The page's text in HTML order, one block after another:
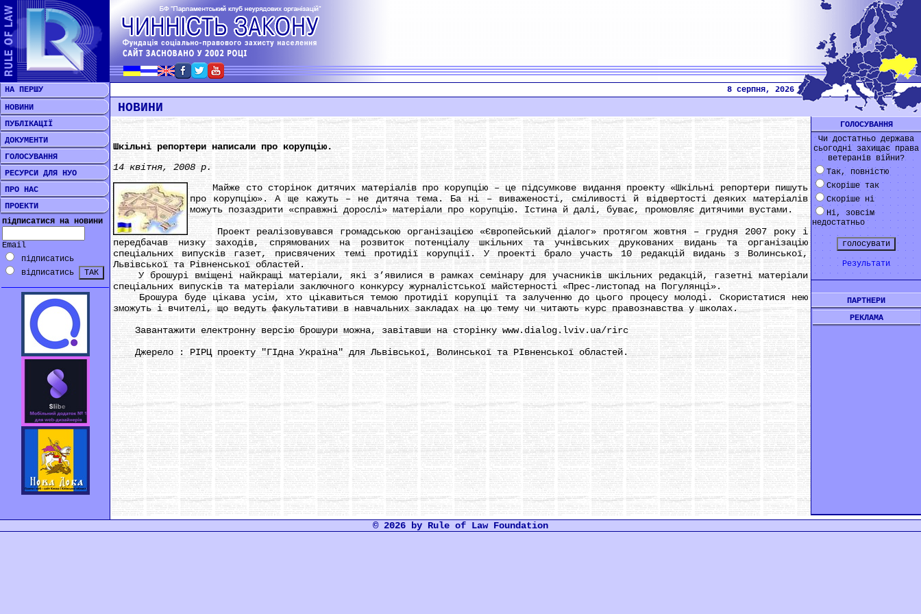
НА ПЕРШУ
8 серпня, 2026
НОВИНИ
ПУБЛІКАЦІЇ
ДОКУМЕНТИ
ГОЛОСУВАННЯ
РЕСУРСИ ДЛЯ НУО
ПРО НАС
ПРОЕКТИ
підписатися на новини
Email
підписатись
відписатись
НОВИНИ
Шкільні репортери написали про корупцію.
14 квітня, 2008 р.
Майже сто сторінок дитячих матеріалів про корупцію – це підсумкове видання проекту «Шкільні репортери пишуть
про корупцію». А ще кажуть – не дитяча тема. Ба ні – виваженості, сміливості й відвертості деяких матеріалів
можуть позаздрити «справжні дорослі» матеріали про корупцію. Істина й далі, буває, промовляє дитячими вустами.
Проект реалізовувався громадською організацією «Європейський діалог» протягом жовтня – грудня 2007 року і
передбачав низку заходів, спрямованих на розвиток потенціалу шкільних та учнівських друкованих видань та організацію
спеціальних випусків газет, присвячених темі протидії корупції. У проекті брало участь 10 редакцій видань з Волинської,
Львівської та Рівненської областей.
У брошурі вміщені найкращі матеріали, які з’явилися в рамках семінару для учасників шкільних редакцій, газетні матеріали
спеціальних випусків та матеріали заключного конкурсу журналістської майстерності «Прес-листопад на Погулянці».
Брошура буде цікава усім, хто цікавиться темою протидії корупції та залученню до цього процесу молоді. Скористатися нею
зможуть і вчителі, що ведуть факультативи в навчальних закладах на цю тему чи читають курс правознавства у школах.
Завантажити електронну версію брошури можна, завітавши на сторінку www.dialog.lviv.ua/rirc
Джерело : РІРЦ проекту "ГІдна Україна" для Львівської, Волинської та РІвненської областей.
ГОЛОСУВАННЯ
Чи достатньо держава
сьогодні захищає права
ветеранів війни?
Так, повністю
Скоріше так
Скоріше ні
Ні, зовсім
недостатньо
Результати
ПАРТНЕРИ
РЕКЛАМА
© 2026 by Rule of Law Foundation